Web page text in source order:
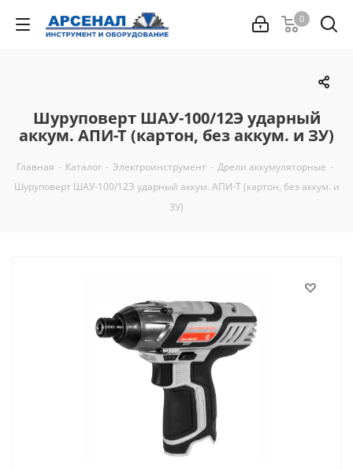
0
Шуруповерт ШАУ-100/12Э ударный
аккум. АПИ-Т (картон, без аккум. и ЗУ)
Главная - Каталог - Электроинструмент - Дрели аккумуляторные -
Шуруповерт ШАУ-100/12Э ударный аккум. АПИ-Т (картон, без аккум. и
ЗУ)